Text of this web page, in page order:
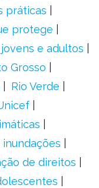
práticas
protege
jovens e adultos
Grosso
Rio Verde
inundações
de direitos